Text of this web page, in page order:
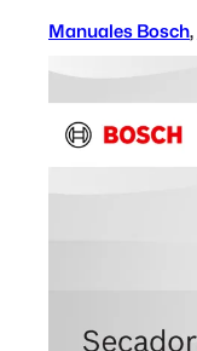
Manuales Bosch,